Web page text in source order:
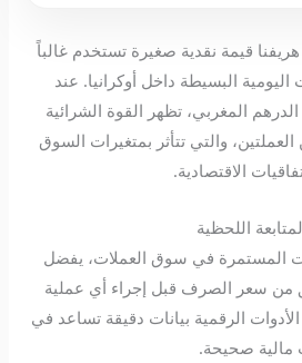
5 هريفنا قيمة نقدية صغيرة تستخدم غالباً
البسيطة داخل أوكرانيا. عند
المغربي، تظهر القوة الشرائية
والتي تتأثر بمتغيرات السوق
الاقتصادية.
اللحظية
في سوق العملات، يفضل
سعر الصرف قبل إجراء أي عملية
الرقمية بيانات دقيقة تساعد في
صحيحة.